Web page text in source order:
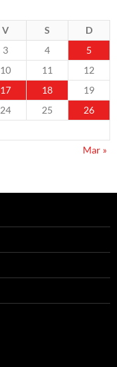
V S
D
3 4
5
10 11
12
17 18
19
24 25
26
Mar »